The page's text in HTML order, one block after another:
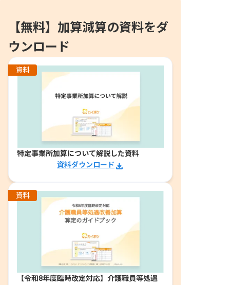
【無料】加算減算の資料をダ
ウンロード
資料
特定事業所加算について解説した資料
資料ダウンロード
資料
【令和8年度臨時改定対応】介護職員等処遇